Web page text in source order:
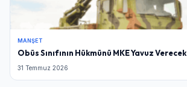
MANŞET
Obüs Sınıfının Hükmünü MKE Yavuz Verecek
31 Temmuz 2026